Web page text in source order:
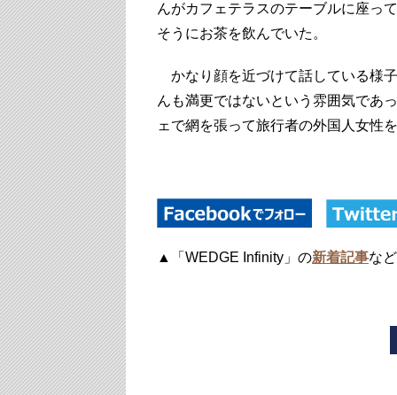
んがカフェテラスのテーブルに座っ
そうにお茶を飲んでいた。
かなり顔を近づけて話している様
んも満更ではないという雰囲気であ
ェで網を張って旅行者の外国人女性
▲「WEDGE Infinity」の新着記事な